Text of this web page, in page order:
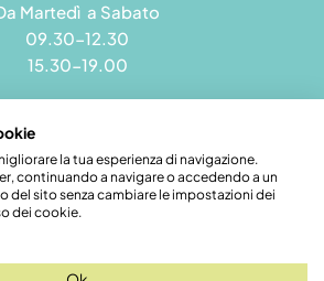
Martedì a Sabato
09.30-12.30
15.30-19.00
Diego | Rea CN - 265823 | P.I.
| Pec: grandamodel@pec.it
la tua esperienza di navigazione.
continuando a navigare o accedendo a un
del sito senza cambiare le impostazioni dei
dei cookie.